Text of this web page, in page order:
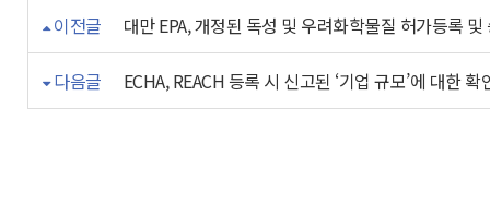
이전글 대만 EPA, 개정된 독성 및 우려화학물질 허가등록
다음글 ECHA, REACH 등록 시 신고된 ‘기업 규모’에 대한 확